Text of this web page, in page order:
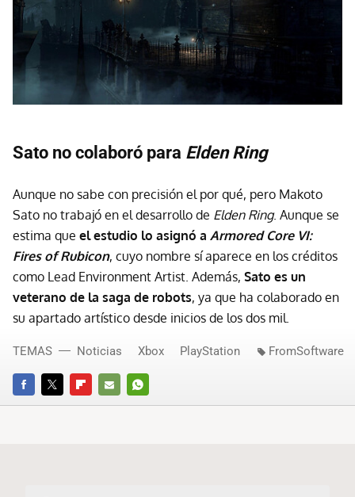
Sato no colaboró para Elden Ring
Aunque no sabe con precisión el por qué, pero Makoto
Sato no trabajó en el desarrollo de Elden Ring. Aunque se
estima que el estudio lo asignó a Armored Core VI:
Fires of Rubicon, cuyo nombre sí aparece en los créditos
como Lead Environment Artist. Además, Sato es un
veterano de la saga de robots, ya que ha colaborado en
su apartado artístico desde inicios de los dos mil.
FACEBOOKTWITTERFLIPBOARD
E-
WHATSAPP
TEMAS Noticias Xbox PlayStation FromSoftware